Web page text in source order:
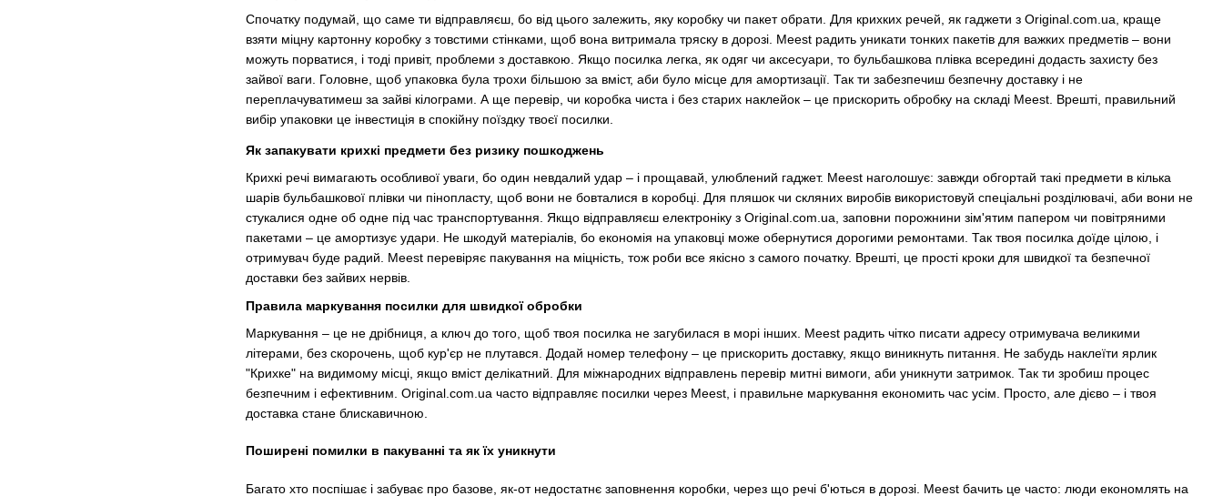
Спочатку подумай, що саме ти відправляєш, бо від цього залежить, яку коробку чи пакет обрати. Для крихких речей, як гаджети з Original.com.ua, краще
взяти міцну картонну коробку з товстими стінками, щоб вона витримала тряску в дорозі. Meest радить уникати тонких пакетів для важких предметів – вони
можуть порватися, і тоді привіт, проблеми з доставкою. Якщо посилка легка, як одяг чи аксесуари, то бульбашкова плівка всередині додасть захисту без
зайвої ваги. Головне, щоб упаковка була трохи більшою за вміст, аби було місце для амортизації. Так ти забезпечиш безпечну доставку і не
переплачуватимеш за зайві кілограми. А ще перевір, чи коробка чиста і без старих наклейок – це прискорить обробку на складі Meest. Врешті, правильний
вибір упаковки це інвестиція в спокійну поїздку твоєї посилки.
Як запакувати крихкі предмети без ризику пошкоджень
Крихкі речі вимагають особливої уваги, бо один невдалий удар – і прощавай, улюблений гаджет. Meest наголошує: завжди обгортай такі предмети в кілька
шарів бульбашкової плівки чи пінопласту, щоб вони не бовталися в коробці. Для пляшок чи скляних виробів використовуй спеціальні розділювачі, аби вони не
стукалися одне об одне під час транспортування. Якщо відправляєш електроніку з Original.com.ua, заповни порожнини зім'ятим папером чи повітряними
пакетами – це амортизує удари. Не шкодуй матеріалів, бо економія на упаковці може обернутися дорогими ремонтами. Так твоя посилка доїде цілою, і
отримувач буде радий. Meest перевіряє пакування на міцність, тож роби все якісно з самого початку. Врешті, це прості кроки для швидкої та безпечної
доставки без зайвих нервів.
Правила маркування посилки для швидкої обробки
Маркування – це не дрібниця, а ключ до того, щоб твоя посилка не загубилася в морі інших. Meest радить чітко писати адресу отримувача великими
літерами, без скорочень, щоб кур'єр не плутався. Додай номер телефону – це прискорить доставку, якщо виникнуть питання. Не забудь наклеїти ярлик
"Крихке" на видимому місці, якщо вміст делікатний. Для міжнародних відправлень перевір митні вимоги, аби уникнути затримок. Так ти зробиш процес
безпечним і ефективним. Original.com.ua часто відправляє посилки через Meest, і правильне маркування економить час усім. Просто, але дієво – і твоя
доставка стане блискавичною.
Поширені помилки в пакуванні та як їх уникнути
Багато хто поспішає і забуває про базове, як-от недостатнє заповнення коробки, через що речі б'ються в дорозі. Meest бачить це часто: люди економлять на